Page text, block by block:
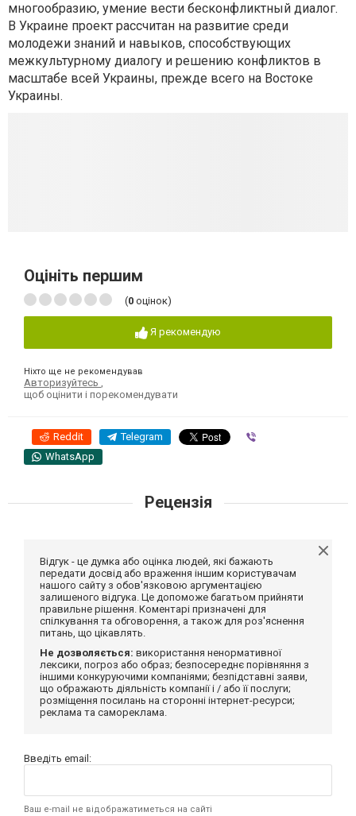
многообразию, умение вести бесконфликтный диалог.
В Украине проект рассчитан на развитие среди
молодежи знаний и навыков, способствующих
межкультурному диалогу и решению конфликтов в
масштабе всей Украины, прежде всего на Востоке
Украины.
Оцініть першим
(0 оцінок)
Я рекомендую
Ніхто ще не рекомендував
Авторизуйтесь
щоб оцінити і порекомендувати
Reddit Telegram
WhatsApp
Рецензія
Відгук - це думка або оцінка людей, які бажають
передати досвід або враження іншим користувачам
нашого сайту з обов'язковою аргументацією
залишеного відгука. Це допоможе багатьом прийняти
правильне рішення. Коментарі призначені для
спілкування та обговорення, а також для роз'яснення
питань, що цікавлять.
Не дозволяється: використання ненормативної
лексики, погроз або образ; безпосереднє порівняння з
іншими конкуруючими компаніями; безпідставні заяви,
що ображають діяльність компанії і / або її послуги;
розміщення посилань на сторонні інтернет-ресурси;
реклама та самореклама.
Введіть email:
Ваш e-mail не відображатиметься на сайті